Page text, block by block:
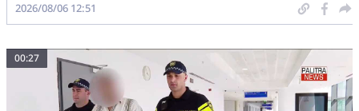
2026/08/06 12:51
00:27